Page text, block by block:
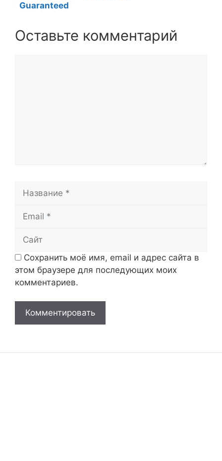
Guaranteed
Оставьте комментарий
Сохранить моё имя, email и адрес сайта в
этом браузере для последующих моих
комментариев.